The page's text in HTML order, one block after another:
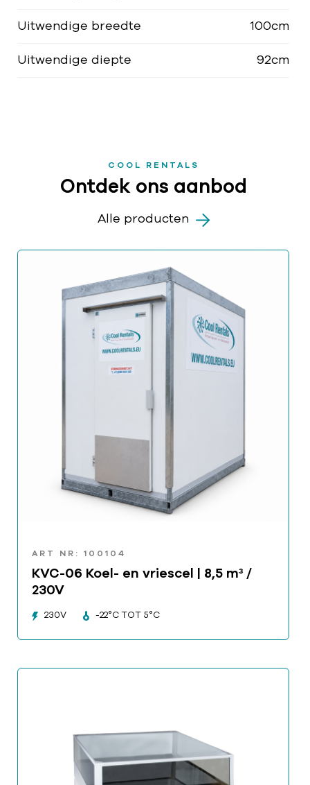
Uitwendige breedte 100cm
Uitwendige diepte 92cm
COOL RENTALS
Ontdek ons aanbod
Alle producten
ART NR: 100104
KVC-06 Koel- en vriescel | 8,5 m³ /
230V
230V -22°C TOT 5°C